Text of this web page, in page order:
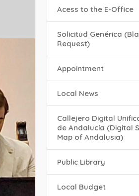
Acess to the E-Office
Solicitud Genérica
Request)
Appointment
Local News
Callejero Digital
de Andalucía (Digital
Map of Andalusia)
Public Library
Local Budget